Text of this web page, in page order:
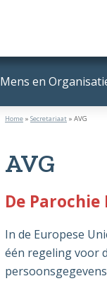
Mens en
Home » Secretariaat » AVG
AVG
De Parochie
In de Europese
één regeling voor